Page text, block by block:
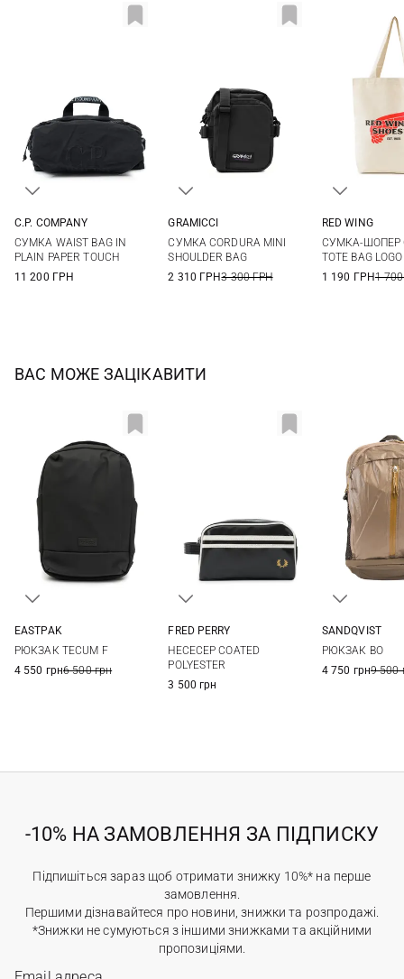
C.P. COMPANY
СУМКА WAIST BAG IN
PLAIN PAPER TOUCH
11 200 ГРН
GRAMICCI
СУМКА CORDURA MINI
SHOULDER BAG
2 310 ГРН3 300 ГРН
RED WING
СУМКА-ШОПЕР
TOTE BAG LOGO
1 190 ГРН1
ВАС МОЖЕ ЗАЦІКАВИТИ
EASTPAK
РЮКЗАК TECUM F
4 550 грн6 500 грн
FRED PERRY
НЕСЕСЕР COATED
POLYESTER
3 500 грн
SANDQVIST
РЮКЗАК BO
4 750 грн9 500
-10% НА ЗАМОВЛЕННЯ ЗА ПІДПИСКУ
Підпишіться зараз щоб отримати знижку 10%* на перше
замовлення.
Першими дізнавайтеся про новини, знижки та розпродажі.
*Знижки не сумуються з іншими знижками та акційними
пропозиціями.